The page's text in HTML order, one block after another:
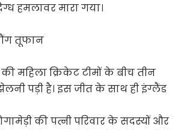
हमलावर मारा गया।
तूफान
महिला क्रिकेट टीमों के बीच तीन
पड़ी है। इस जीत के साथ ही इंग्लैंड
की पत्नी परिवार के सदस्यों और